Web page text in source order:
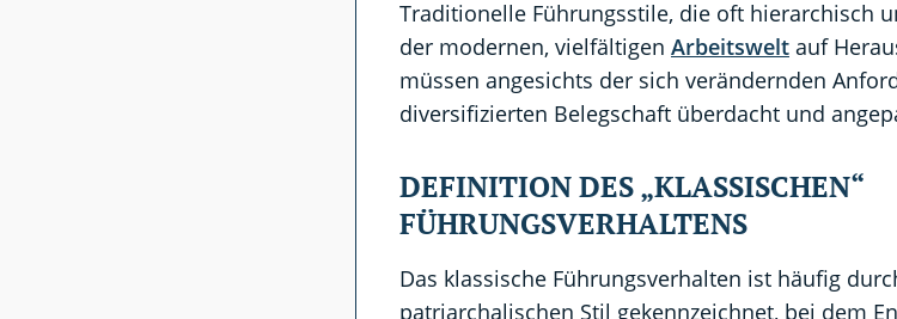
Traditionelle Führungsstile, die oft hierarchisch
der modernen, vielfältigen Arbeitsweltauf
müssen angesichts der sich verändernden
diversifizierten Belegschaft überdacht und
DEFINITION DES „KLASSISCHEN“
FÜHRUNGSVERHALTENS
Das klassische Führungsverhalten ist häufig
patriarchalischen Stil gekennzeichnet, bei dem